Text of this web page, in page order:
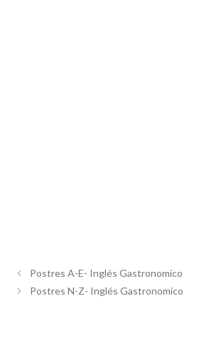
Postres A-E- Inglés Gastronomico
Postres N-Z- Inglés Gastronomico